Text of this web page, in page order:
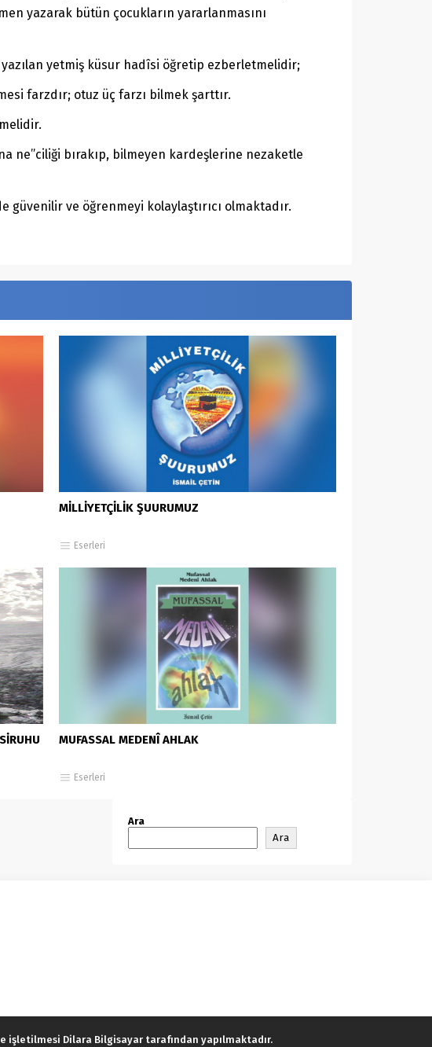
yazarak bütün çocukların yararlanmasını
yazılan yetmiş küsur hadîsi öğretip ezberletmelidir;
farzdır; otuz üç farzı bilmek şarttır.
ne”ciliği bırakıp, bilmeyen kardeşlerine nezaketle
ve öğrenmeyi kolaylaştırıcı olmaktadır.
MİLLİYETÇİLİK ŞUURUMUZ
Eserleri
MUFASSAL MEDENÎ AHLAK
Eserleri
Ara
Ara
Dilara Bilgisayar tarafından yapılmaktadır.